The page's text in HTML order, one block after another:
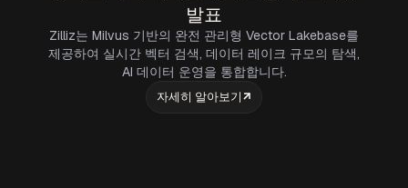
발표
Zilliz는 Milvus 기반의 완전 관리형 Vector Lakebase를
제공하여 실시간 벡터 검색, 데이터 레이크 규모의 탐색,
AI 데이터 운영을 통합합니다.
자세히 알아보기